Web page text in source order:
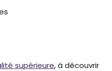
supérieure, à découvrir